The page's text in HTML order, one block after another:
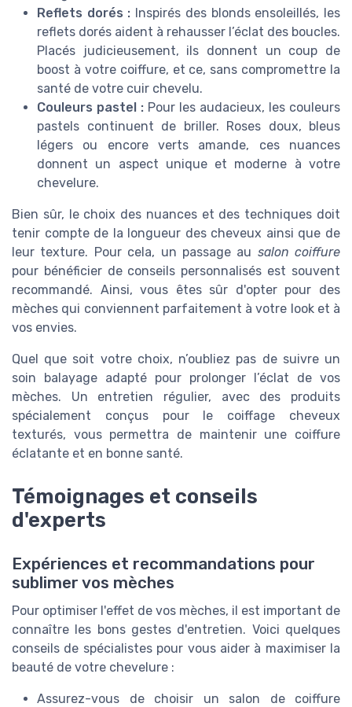
Reflets dorés : Inspirés des blonds ensoleillés, les
reflets dorés aident à rehausser l’éclat des boucles.
Placés judicieusement, ils donnent un coup de
boost à votre coiffure, et ce, sans compromettre la
santé de votre cuir chevelu.
Couleurs pastel : Pour les audacieux, les couleurs
pastels continuent de briller. Roses doux, bleus
légers ou encore verts amande, ces nuances
donnent un aspect unique et moderne à votre
chevelure.
Bien sûr, le choix des nuances et des techniques doit
tenir compte de la longueur des cheveux ainsi que de
leur texture. Pour cela, un passage au salon coiffure
pour bénéficier de conseils personnalisés est souvent
recommandé. Ainsi, vous êtes sûr d'opter pour des
mèches qui conviennent parfaitement à votre look et à
vos envies.
Quel que soit votre choix, n’oubliez pas de suivre un
soin balayage adapté pour prolonger l’éclat de vos
mèches. Un entretien régulier, avec des produits
spécialement conçus pour le coiffage cheveux
texturés, vous permettra de maintenir une coiffure
éclatante et en bonne santé.
Témoignages et conseils
d'experts
Expériences et recommandations pour
sublimer vos mèches
Pour optimiser l'effet de vos mèches, il est important de
connaître les bons gestes d'entretien. Voici quelques
conseils de spécialistes pour vous aider à maximiser la
beauté de votre chevelure :
Assurez-vous de choisir un salon de coiffure